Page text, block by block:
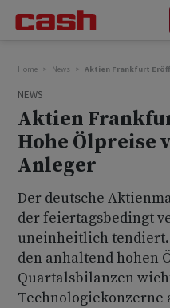
Home News Aktien Frankfurt
NEWS
Aktien
Hohe Ölpreise
Anleger
Der deutsche
der feiertagsbedingt
uneinheitlich tendiert.
den anhaltend hohen
Quartalsbilanzen
Technologiekonzerne